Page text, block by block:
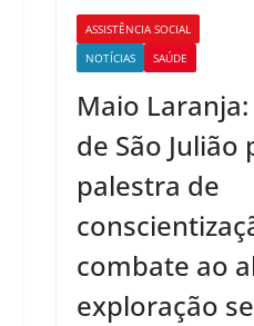
ASSISTÊNCIA SOCIAL
NOTÍCIAS
SAÚDE
Maio
de São Julião
palestra de
combate ao
exploração